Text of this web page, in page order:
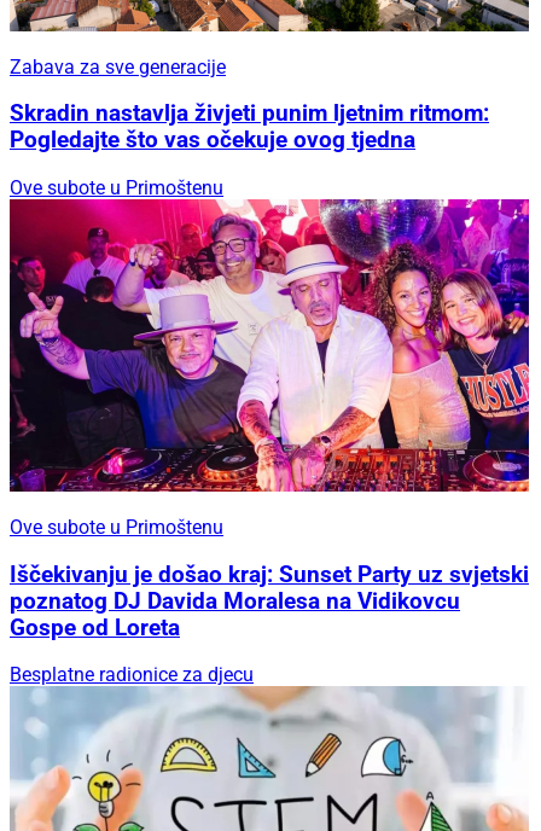
Zabava za sve generacije
Skradin nastavlja živjeti punim ljetnim ritmom:
Pogledajte što vas očekuje ovog tjedna
Ove subote u Primoštenu
Ove subote u Primoštenu
Iščekivanju je došao kraj: Sunset Party uz svjetski
poznatog DJ Davida Moralesa na Vidikovcu
Gospe od Loreta
Besplatne radionice za djecu